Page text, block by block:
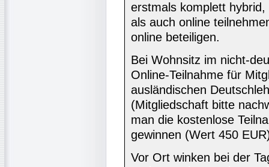
erstmals komplett
als auch online
online beteiligen.
Bei Wohnsitz im nicht-
Online-Teilnahme für
ausländischen
(Mitgliedschaft bitte
man die kostenlose
gewinnen (Wert 450
Vor Ort winken bei der